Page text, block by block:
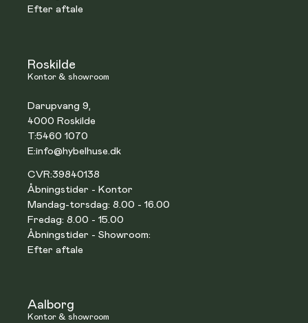
Efter aftale
Roskilde
Kontor & showroom
Darupvang 9,
4000 Roskilde
T:5460 1070
E:info@hybelhuse.dk
CVR:39840138
Åbningstider - Kontor
Mandag-torsdag: 8.00 - 16.00
Fredag: 8.00 - 15.00
Åbningstider - Showroom:
Efter aftale
Aalborg
Kontor & showroom